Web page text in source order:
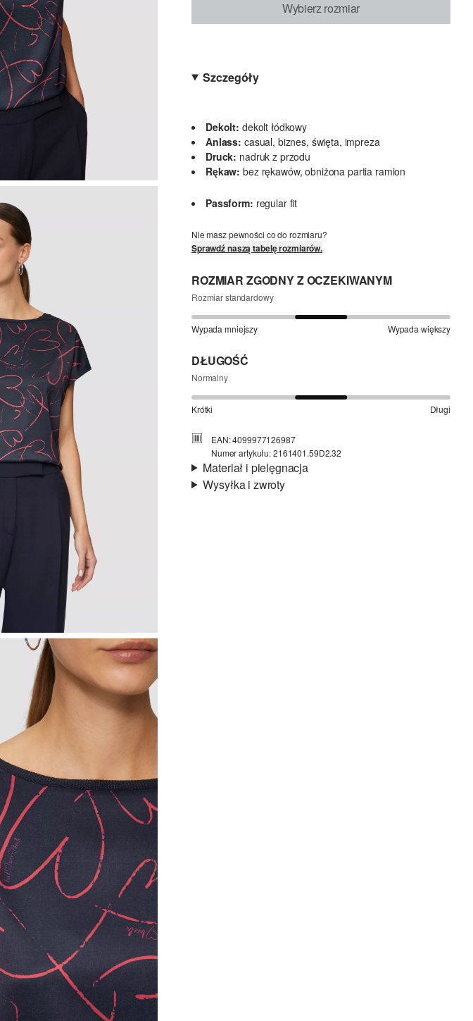
Wybierz rozmiar
Szczegóły
Dekolt: dekolt łódkowy
Anlass: casual, biznes, święta, impreza
Druck: nadruk z przodu
Rękaw: bez rękawów, obniżona partia ramion
Passform: regular fit
Nie masz pewności co do rozmiaru?
Sprawdź naszą tabelę rozmiarów.
ROZMIAR ZGODNY Z OCZEKIWANYM
Rozmiar standardowy
Wypada mniejszy Wypada większy
DŁUGOŚĆ
Normalny
Krótki Długi
EAN: 4099977126987
Numer artykułu: 2161401.59D2.32
Materiał i pielęgnacja
Wysyłka i zwroty